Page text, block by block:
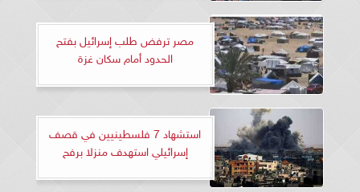
مصر ترفض طلب إسرائيل بفتح
الحدود أمام سكان غزة
استشهاد 7 فلسطينيين في قصف
إسرائيلي استهدف منزلا برفح